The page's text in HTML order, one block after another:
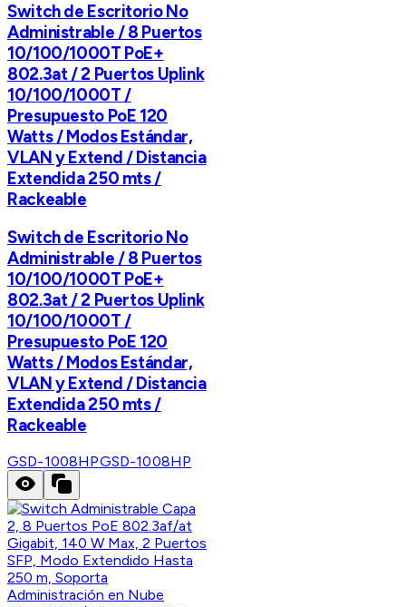
Switch de Escritorio No
Administrable / 8 Puertos
10/100/1000T PoE+
802.3at / 2 Puertos Uplink
10/100/1000T /
Presupuesto PoE 120
Watts / Modos Estándar,
VLAN y Extend / Distancia
Extendida 250 mts /
Rackeable
Switch de Escritorio No
Administrable / 8 Puertos
10/100/1000T PoE+
802.3at / 2 Puertos Uplink
10/100/1000T /
Presupuesto PoE 120
Watts / Modos Estándar,
VLAN y Extend / Distancia
Extendida 250 mts /
Rackeable
GSD-1008HPGSD-1008HP